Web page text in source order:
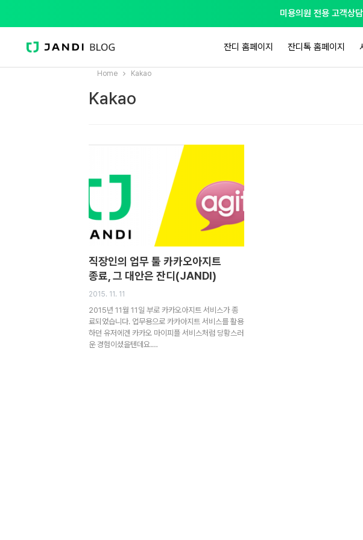
미용의원 전용 고객상
잔디 홈페이지 잔디톡 홈페이지
Home Kakao
Kakao
직장인의 업무 툴 카카오아지트
종료, 그 대안은 잔디(JANDI)
2015. 11. 11
2015년 11월 11일 부로 카카오아지트 서비스가 종
료되었습니다. 업무용으로 카카아지트 서비스를 활용
하던 유저에겐 카카오 마이피플 서비스처럼 당황스러
운 경험이셨을텐데요.…